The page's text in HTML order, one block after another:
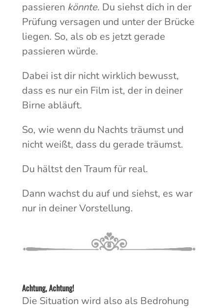
passieren könnte. Du siehst dich in der
Prüfung versagen und unter der Brücke
liegen. So, als ob es jetzt gerade
passieren würde.
Dabei ist dir nicht wirklich bewusst,
dass es nur ein Film ist, der in deiner
Birne abläuft.
So, wie wenn du Nachts träumst und
nicht weißt, dass du gerade träumst.
Du hältst den Traum für real.
Dann wachst du auf und siehst, es war
nur in deiner Vorstellung.
Achtung, Achtung!
Die Situation wird also als Bedrohung